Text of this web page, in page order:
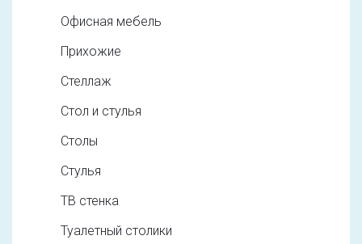
Офисная мебель
Прихожие
Стеллаж
Стол и стулья
Столы
Стулья
ТВ стенка
Туалетный столики